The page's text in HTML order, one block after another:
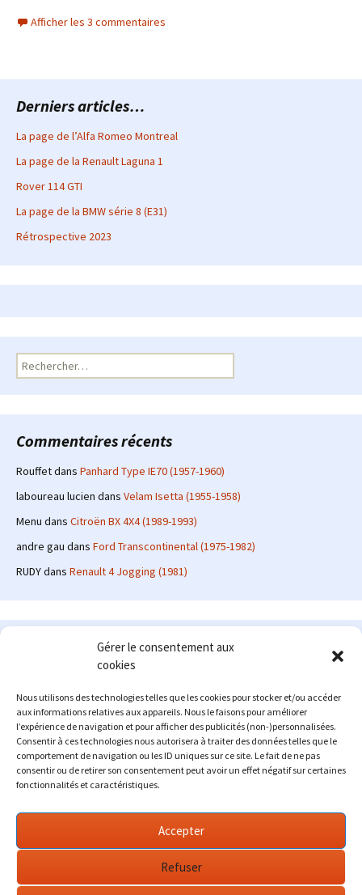
Gérer le consentement aux
cookies
Nous utilisons des technologies telles que les cookies pour stocker et/ou accéder
aux informations relatives aux appareils. Nous le faisons pour améliorer
l’expérience de navigation et pour afficher des publicités (non-)personnalisées.
Consentir à ces technologies nous autorisera à traiter des données telles que le
comportement de navigation ou les ID uniques sur ce site. Le fait de ne pas
consentir ou de retirer son consentement peut avoir un effet négatif sur certaines
fonctionnalités et caractéristiques.
Accepter
Refuser
Afficher les 3 commentaires
Derniers articles…
La page de l’Alfa Romeo Montreal
La page de la Renault Laguna 1
Rover 114 GTI
La page de la BMW série 8 (E31)
Rétrospective 2023
Rechercher :
Commentaires récents
Rouffetdans Panhard Type IE70 (1957-1960)
laboureau lucien dans Velam Isetta (1955-1958)
Menu dans Citroën BX 4X4 (1989-1993)
andre gau dans Ford Transcontinental (1975-1982)
RUDYdans Renault 4 Jogging (1981)
Le site en quelques mots
: passionné d'automobile ancienne depuis de
nombreuses années, j'ai commencé à partager ma passion sur
internet à partir de 2009 au travers d'un blog qui a connu un relatif
succès. Fin 2013, je décide de prendre mon autonomie et me lancer
avec mon propre site : l'Automobile Ancienne.
Me contacter : alex(at)lautomobileancienne.com